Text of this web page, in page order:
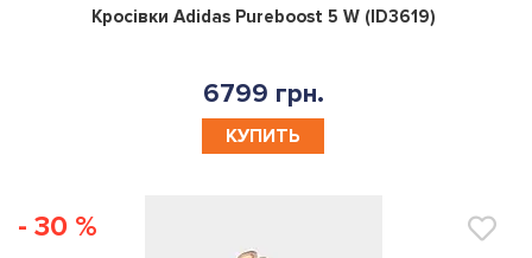
0
Кросівки Adidas Pureboost 5 W (ID3619)
6799 грн.
КУПИТЬ
- 30 %